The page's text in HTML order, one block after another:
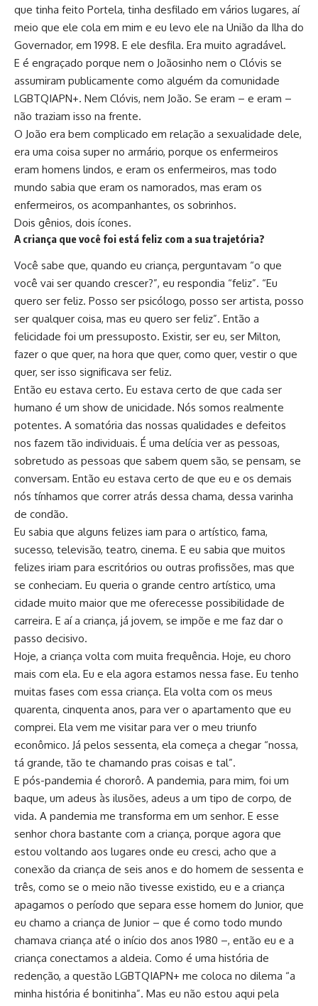
que tinha feito Portela, tinha desfilado em vários lugares, aí
meio que ele cola em mim e eu levo ele na União da Ilha do
Governador, em 1998. E ele desfila. Era muito agradável.
E é engraçado porque nem o Joãosinho nem o Clóvis se
assumiram publicamente como alguém da comunidade
LGBTQIAPN+. Nem Clóvis, nem João. Se eram – e eram –
não traziam isso na frente.
O João era bem complicado em relação a sexualidade dele,
era uma coisa super no armário, porque os enfermeiros
eram homens lindos, e eram os enfermeiros, mas todo
mundo sabia que eram os namorados, mas eram os
enfermeiros, os acompanhantes, os sobrinhos.
Dois gênios, dois ícones.
A criança que você foi está feliz com a sua trajetória?
Você sabe que, quando eu criança, perguntavam “o que
você vai ser quando crescer?”, eu respondia “feliz”. “Eu
quero ser feliz. Posso ser psicólogo, posso ser artista, posso
ser qualquer coisa, mas eu quero ser feliz”. Então a
felicidade foi um pressuposto. Existir, ser eu, ser Milton,
fazer o que quer, na hora que quer, como quer, vestir o que
quer, ser isso significava ser feliz.
Então eu estava certo. Eu estava certo de que cada ser
humano é um show de unicidade. Nós somos realmente
potentes. A somatória das nossas qualidades e defeitos
nos fazem tão individuais. É uma delícia ver as pessoas,
sobretudo as pessoas que sabem quem são, se pensam, se
conversam. Então eu estava certo de que eu e os demais
nós tínhamos que correr atrás dessa chama, dessa varinha
de condão.
Eu sabia que alguns felizes iam para o artístico, fama,
sucesso, televisão, teatro, cinema. E eu sabia que muitos
felizes iriam para escritórios ou outras profissões, mas que
se conheciam. Eu queria o grande centro artístico, uma
cidade muito maior que me oferecesse possibilidade de
carreira. E aí a criança, já jovem, se impõe e me faz dar o
passo decisivo.
Hoje, a criança volta com muita frequência. Hoje, eu choro
mais com ela. Eu e ela agora estamos nessa fase. Eu tenho
muitas fases com essa criança. Ela volta com os meus
quarenta, cinquenta anos, para ver o apartamento que eu
comprei. Ela vem me visitar para ver o meu triunfo
econômico. Já pelos sessenta, ela começa a chegar “nossa,
tá grande, tão te chamando pras coisas e tal”.
E pós-pandemia é chororô. A pandemia, para mim, foi um
baque, um adeus às ilusões, adeus a um tipo de corpo, de
vida. A pandemia me transforma em um senhor. E esse
senhor chora bastante com a criança, porque agora que
estou voltando aos lugares onde eu cresci, acho que a
conexão da criança de seis anos e do homem de sessenta e
três, como se o meio não tivesse existido, eu e a criança
apagamos o período que separa esse homem do Junior, que
eu chamo a criança de Junior – que é como todo mundo
chamava criança até o início dos anos 1980 –, então eu e a
criança conectamos a aldeia. Como é uma história de
redenção, a questão LGBTQIAPN+ me coloca no dilema “a
minha história é bonitinha”. Mas eu não estou aqui pela